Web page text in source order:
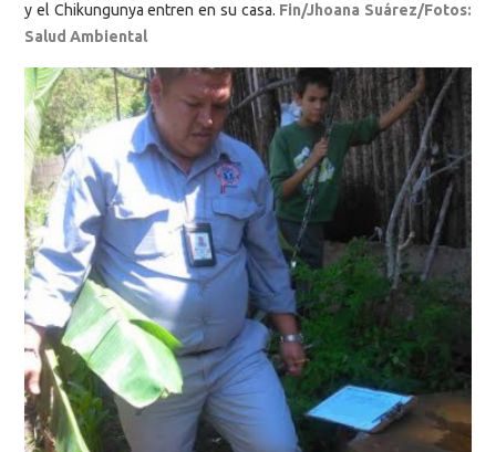
y el Chikungunya entren en su casa. Fin/Jhoana Suárez/Fotos:
Salud Ambiental